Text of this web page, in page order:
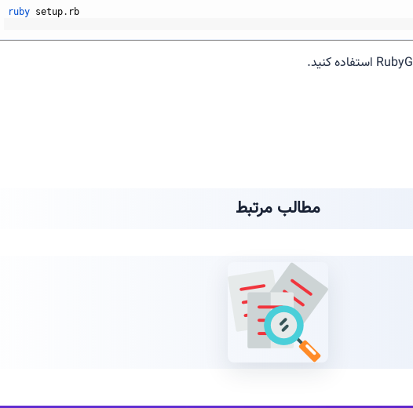
ruby setup. rb
مطالب مرتبط